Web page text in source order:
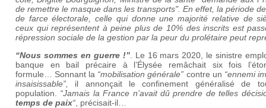
de remettre le masque dans les transports". En effet, la période
de farce électorale, celle qui donne une majorité relative de
ceux qui représentent à peine plus de 10% des inscrits est
répression sociale de la gestion par la peur du prolétaire peut
“Nous sommes en guerre !”. Le 16 mars 2020, le sinistre
banque en bail précaire à l’Élysée remâchait six fois
formule… Sonnant la “mobilisation générale” contre un “ennemi
insaisissable”, il annonçait le confinement généralisé de
population. “Jamais la France n’avait dû prendre de telles
temps de paix“ , précisait-il…